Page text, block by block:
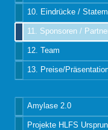
10. Eindrücke /
11. Sponsoren /
12. Team
13. Preise/
Amylase 2.0
Projekte HLFS